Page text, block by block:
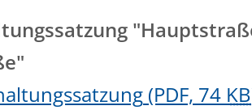
(PDF, 74 KB